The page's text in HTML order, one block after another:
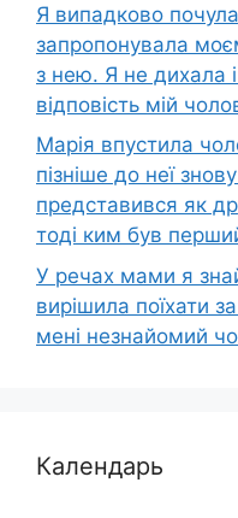
Я випадково
запропонувала
з нею. Я не дихала
відповість мій
Марія впустила
пізніше до неї
представився як
тоді ким був
У речах мами я
вирішила поїхати
мені незнайомий
Календарь